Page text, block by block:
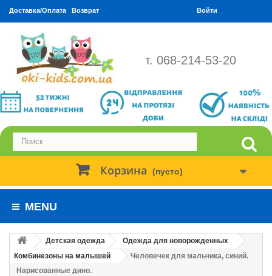
Доставка/Оплата Возврат Войти
т. 068-214-53-20
Корзина (пусто)
MENU
Детская одежда
Одежда для новорожденных
Комбинезоны на малышей
Человечек для мальчика, синий.
Нарисованные дино.